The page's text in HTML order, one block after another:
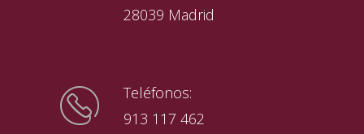
28039 Madrid
Teléfonos:
913 117 462